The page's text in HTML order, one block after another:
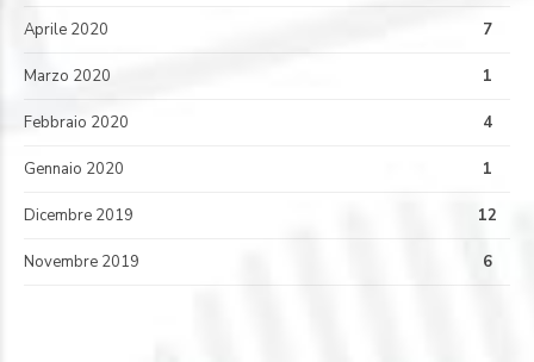
Aprile 2020 7
Marzo 2020 1
Febbraio 2020 4
Gennaio 2020 1
Dicembre 2019 12
Novembre 2019 6